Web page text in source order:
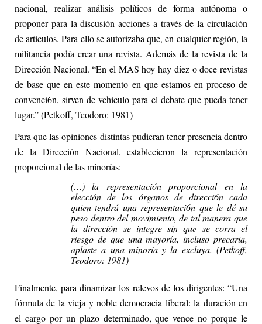
nacional, realizar análisis políticos de forma autónoma o
proponer para la discusión acciones a través de la circulación
de artículos. Para ello se autorizaba que, en cualquier región, la
militancia podía crear una revista. Además de la revista de la
Dirección Nacional. “En el MAS hoy hay diez o doce revistas
de base que en este momento en que estamos en proceso de
convenci6n, sirven de vehículo para el debate que pueda tener
lugar.” (Petkoff, Teodoro: 1981)
Para que las opiniones distintas pudieran tener presencia dentro
de la Dirección Nacional, establecieron la representación
proporcional de las minorías:
(…) la representación proporcional en la
elección de los órganos de direcci6n cada
quien tendrá una representaci6n que le dé su
peso dentro del movimiento, de tal manera que
la dirección se integre sin que se corra el
riesgo de que una mayoría, incluso precaria,
aplaste a una minoría y la excluya. (Petkoff,
Teodoro: 1981)
Finalmente, para dinamizar los relevos de los dirigentes: “Una
fórmula de la vieja y noble democracia liberal: la duración en
el cargo por un plazo determinado, que vence no porque le